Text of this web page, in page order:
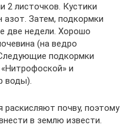
2 листочков. Кустики
азот. Затем, подкормки
две недели. Хорошо
(на ведро
подкормки
и
воды).
почву, поэтому
в землю извести.